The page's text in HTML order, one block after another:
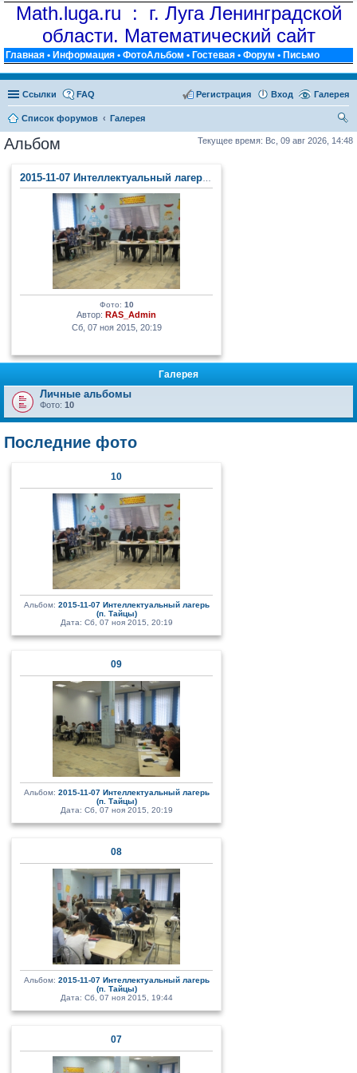
Math.luga.ru : г. Луга Ленинградской
области. Математический сайт
Главная • Информация • ФотоАльбом • Гостевая • Форум • Письмо
Ссылки Галерея
FAQ Вход
Регистрация
Список форумов
Галерея
ои
Текущее время: Вс, 09 авг 2026, 14:48
Альбом
2015-11-07 Интеллектуальный лагерь (п. Тайцы)
Фото: 10
Автор: RAS_Admin
Сб, 07 ноя 2015, 20:19
Галерея
Личные альбомы
Фото: 10
Последние фото
10
Альбом: 2015-11-07 Интеллектуальный лагерь
(п. Тайцы)
Дата: Сб, 07 ноя 2015, 20:19
09
Альбом: 2015-11-07 Интеллектуальный лагерь
(п. Тайцы)
Дата: Сб, 07 ноя 2015, 20:19
08
Альбом: 2015-11-07 Интеллектуальный лагерь
(п. Тайцы)
Дата: Сб, 07 ноя 2015, 19:44
07